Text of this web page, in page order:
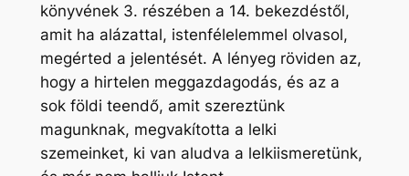
könyvének 3. részében a 14. bekezdéstől,
amit ha alázattal, istenfélelemmel olvasol,
megérted a jelentését. A lényeg röviden az,
hogy a hirtelen meggazdagodás, és az a
sok földi teendő, amit szereztünk
magunknak, megvakította a lelki
szemeinket, ki van aludva a lelkiismeretünk,